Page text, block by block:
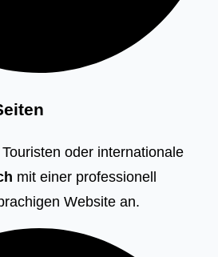
oder internationale
mit einer professionell
Website an.